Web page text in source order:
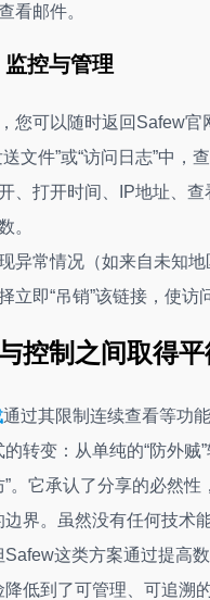
看邮件。
控与管理
您可以随时返回Safew官
送文件”或“访问日志”中，
、打开时间、IP地址、
。
异常情况（如来自未知
立即“吊销”该链接，使访
控制之间取得平
通过其限制连续查看等功
转变：从单纯的“防外贼
。它承认了分享的必然性
边界。虽然没有任何技术
Safew这类方案通过提高
降低到了可管理、可追溯